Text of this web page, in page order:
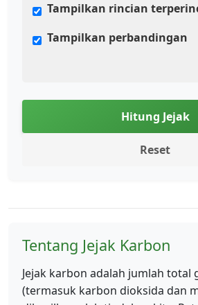
Tampilkan rincian
Tampilkan perbandingan
Hitung Jejak
Reset
Tentang Jejak Karbon
Jejak karbon adalah jumlah total
(termasuk karbon dioksida dan